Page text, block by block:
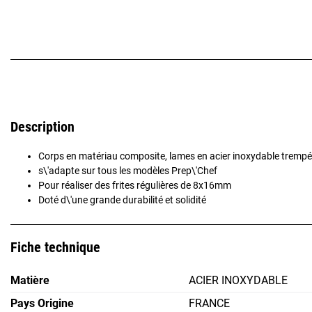
Description
Corps en matériau composite, lames en acier inoxydable
s\'adapte sur tous les modèles Prep\'Chef
Pour réaliser des frites régulières de 8x16mm
Doté d\'une grande durabilité et solidité
Fiche technique
Matière
ACIER INOXYDABLE
Pays Origine
FRANCE